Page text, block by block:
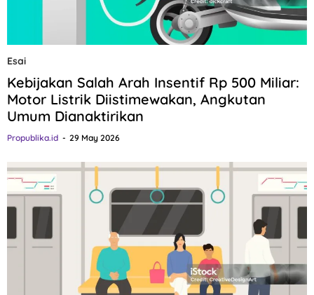
Esai
Kebijakan Salah Arah Insentif Rp 500 Miliar:
Motor Listrik Diistimewakan, Angkutan
Umum Dianaktirikan
Propublika.id 29 May 2026